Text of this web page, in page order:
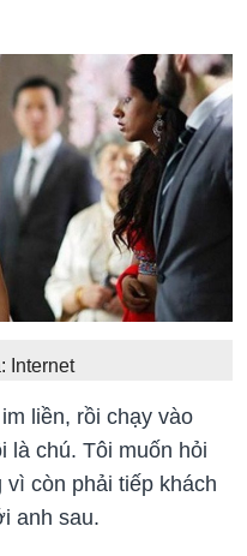
Internet
liền, rồi chạy vào
là chú. Tôi muốn hỏi
còn phải tiếp khách
anh sau.